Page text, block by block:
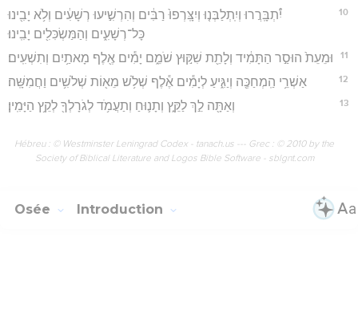
10
יִ֠תְבָּֽרֲרוּ וְיִֽתְלַבְּנ֤וּ וְיִצָּֽרְפוּ֙ רַבִּ֔ים וְהִרְשִׁ֣יעוּ רְשָׁעִ֔ים וְלֹ֥א יָבִ֖ינוּ
כָּל־רְשָׁעִ֑ים וְהַמַּשְׂכִּלִ֖ים יָבִֽינוּ׃
11 וּמֵעֵת֙ הוּסַ֣ר הַתָּמִ֔יד וְלָתֵ֖ת שִׁקּ֣וּץ שֹׁמֵ֑ם יָמִ֕ים אֶ֖לֶף מָאתַ֥יִם וְתִשְׁעִֽים׃
12 אַשְׁרֵ֥י הַֽמְחַכֶּ֖ה וְיַגִּ֑יעַ לְיָמִ֕ים אֶ֕לֶף שְׁלֹ֥שׁ מֵא֖וֹת שְׁלֹשִׁ֥ים וַחֲמִשָּֽׁה׃
13 וְאַתָּ֖ה לֵ֣ךְ לַקֵּ֑ץ וְתָנ֛וּחַ וְתַעֲמֹ֥ד לְגֹרָלְךָ֖ לְקֵ֥ץ הַיָּמִֽין׃
Hébreu : © Westminster Leningrad Codex - tanach.us --- Grec : © 2010 by the
Society of Biblical Literature and Logos Bible Software - sblgnt.com
Osée Introduction